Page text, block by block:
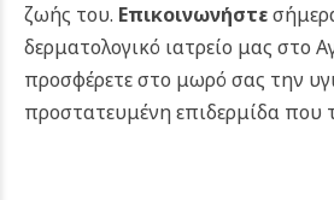
ζωής του. Επικοινωνήστε
δερματολογικό ιατρείο μας στο
προσφέρετε στο μωρό σας την
προστατευμένη επιδερμίδα που